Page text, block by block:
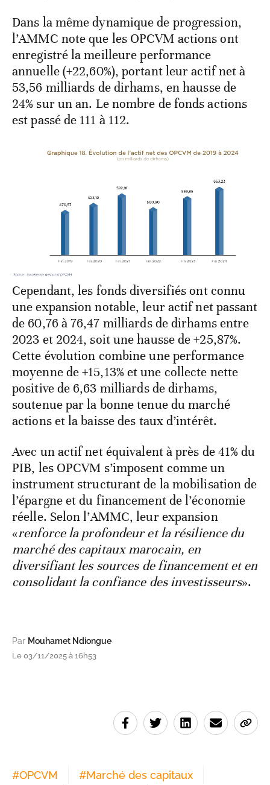
Dans la même dynamique de progression,
l’AMMC note que les OPCVM actions ont
enregistré la meilleure performance
annuelle (+22,60%), portant leur actif net à
53,56 milliards de dirhams, en hausse de
24% sur un an. Le nombre de fonds actions
est passé de 111 à 112.
Cependant, les fonds diversifiés ont connu
une expansion notable, leur actif net passant
de 60,76 à 76,47 milliards de dirhams entre
2023 et 2024, soit une hausse de +25,87%.
Cette évolution combine une performance
moyenne de +15,13% et une collecte nette
positive de 6,63 milliards de dirhams,
soutenue par la bonne tenue du marché
actions et la baisse des taux d’intérêt.
Avec un actif net équivalent à près de 41% du
PIB, les OPCVM s’imposent comme un
instrument structurant de la mobilisation de
l’épargne et du financement de l’économie
réelle. Selon l’AMMC, leur expansion
«renforce la profondeur et la résilience du
marché des capitaux marocain, en
diversifiant les sources de financement et en
consolidant la confiance des investisseurs».
Par Mouhamet Ndiongue
Le 03/11/2025 à 16h53
#OPCVM #Marché des capitaux